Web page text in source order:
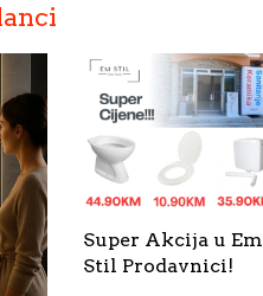
Super Akcija u Em
Stil Prodavnici!